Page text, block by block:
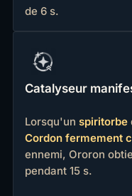
de 6 s.
Catalyseur
Lorsqu'un spiritorbe
Cordon fermement
ennemi, Ororon
pendant 15 s.